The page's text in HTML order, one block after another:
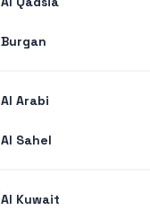
Burgan
Al Arabi
Al Sahel
Al Kuwait